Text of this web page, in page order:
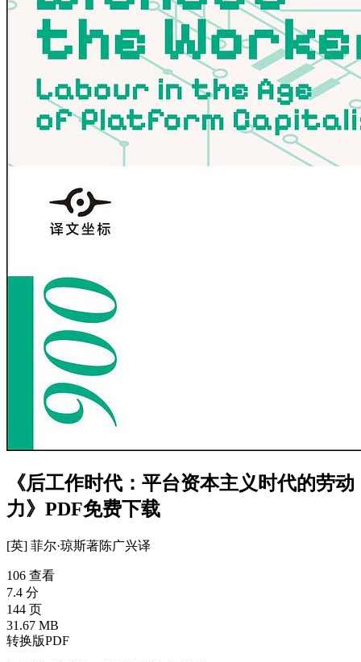
《后工作时代：平台资本主义时代的劳动
力》PDF免费下载
[英] 菲尔·琼斯著陈广兴译
106 查看
7.4 分
144 页
31.67 MB
转换版PDF